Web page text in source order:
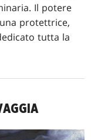
Il potere
protettrice,
tutta la